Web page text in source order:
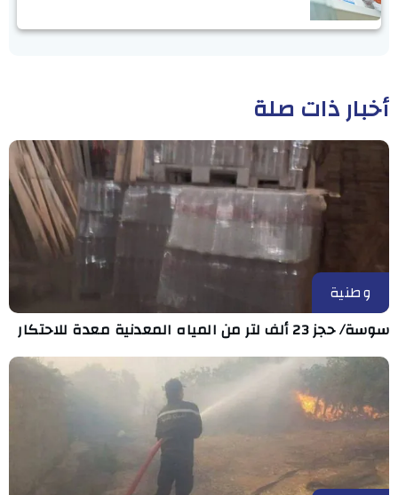
أخبار ذات صلة
وطنية
سوسة/ حجز 23 ألف لتر من المياه المعدنية معدة للاحتكار